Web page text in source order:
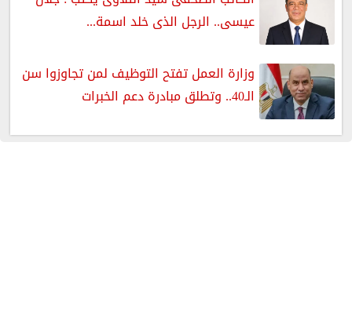
عيسى.. الرجل الذى خلد اسمة...
وزارة العمل تفتح التوظيف لمن تجاوزوا سن
الـ40.. وتطلق مبادرة دعم الخبرات